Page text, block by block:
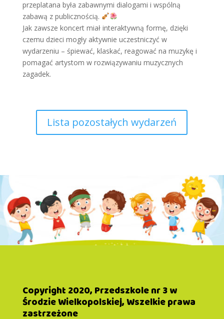
przeplatana była zabawnymi dialogami i wspólną
zabawą z publicznością.
Jak zawsze koncert miał interaktywną formę, dzięki
czemu dzieci mogły aktywnie uczestniczyć w
wydarzeniu – śpiewać, klaskać, reagować na muzykę i
pomagać artystom w rozwiązywaniu muzycznych
zagadek.
Lista pozostałych wydarzeń
Copyright 2020, Przedszkole nr 3 w
Środzie Wielkopolskiej, Wszelkie prawa
zastrzeżone